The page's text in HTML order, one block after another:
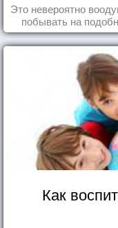
Это невероятно
побывать на
Как